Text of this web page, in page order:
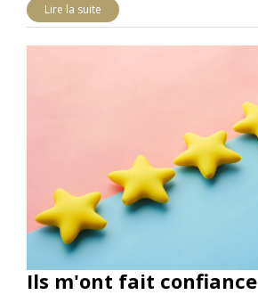
Lire la suite
Ils m'ont fait confiance